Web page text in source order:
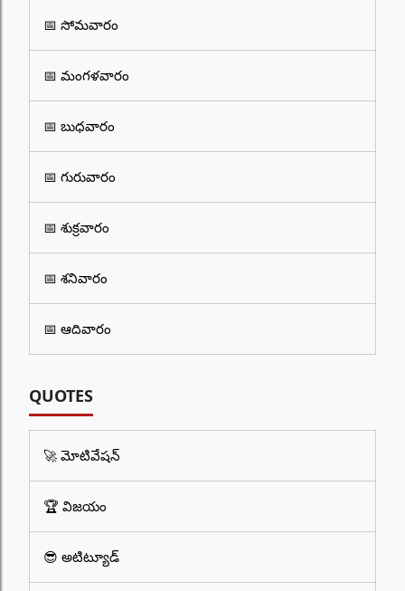
📅 సోమవారం
📅 మంగళవారం
📅 బుధవారం
📅 గురువారం
📅 శుక్రవారం
📅 శనివారం
📅 ఆదివారం
QUOTES
🚀 మోటివేషన్
🏆 విజయం
😎 అటిట్యూడ్